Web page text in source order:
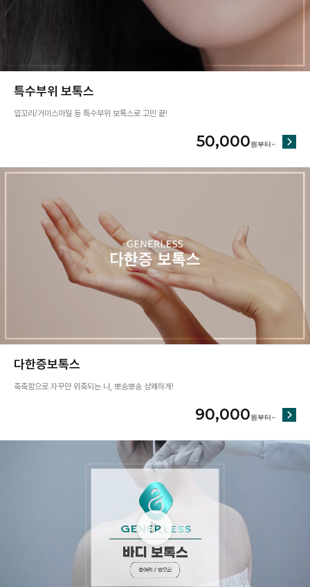
특수부위 보톡스
입꼬리/거미스마일 등 특수부위 보톡스로 고민 끝!
50,000
다한증보톡스
축축함으로 자꾸만 위축되는 나, 뽀송뽀송 상쾌하게!
90,000